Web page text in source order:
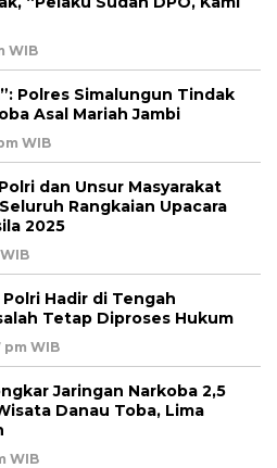
WIB
Polres Simalungun Tindak
Asal Mariah Jambi
WIB
dan Unsur Masyarakat
Rangkaian Upacara
2025
Hadir di Tengah
Tetap Diproses Hukum
pm WIB
Jaringan Narkoba 2,5
Danau Toba, Lima
WIB